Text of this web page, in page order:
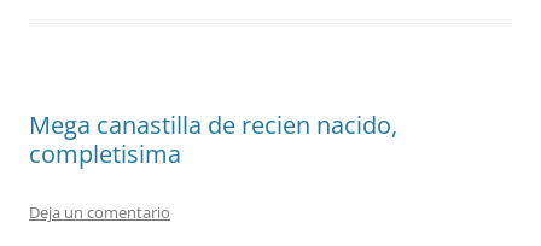
Mega canastilla de recien nacido,
completisima
Deja un comentario